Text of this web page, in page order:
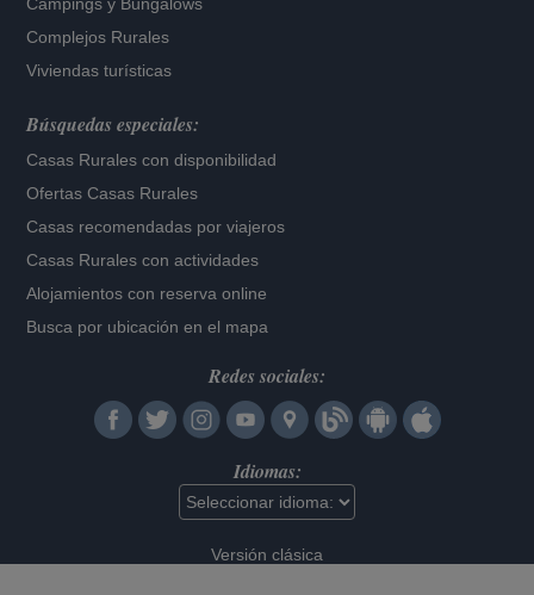
Complejos Rurales
Viviendas turísticas
Búsquedas especiales:
Casas Rurales con disponibilidad
Ofertas Casas Rurales
Casas recomendadas por viajeros
Casas Rurales con actividades
Alojamientos con reserva online
Busca por ubicación en el mapa
Redes sociales:
Idiomas:
Versión clásica